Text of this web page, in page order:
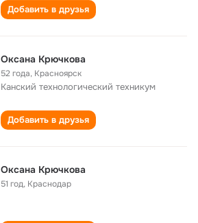
Добавить в друзья
Оксана Крючкова
52 года, Красноярск
Канский технологический техникум
Добавить в друзья
Оксана Крючкова
51 год, Краснодар